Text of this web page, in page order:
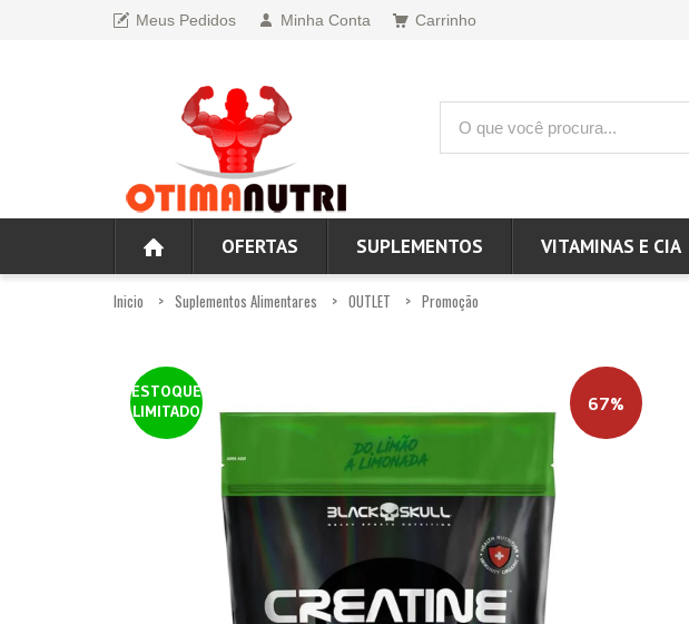
Meus Pedidos Minha Conta Carrinho
OFERTAS SUPLEMENTOS VITAMINAS E CIA
Inicio Suplementos Alimentares OUTLET Promoção
67%
ESTOQUE
LIMITADO